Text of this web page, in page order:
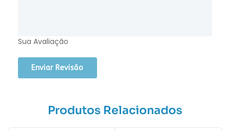
Sua Avaliação
Produtos Relacionados